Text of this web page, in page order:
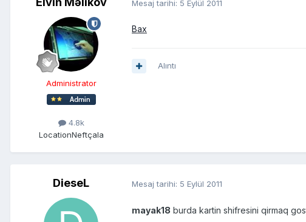
Administrator
4.8k
LocationNeftçala
Mesaj tarihi: 5 Eylül 2011
Bax
Alıntı
DieseL Mesaj tarihi: 5 Eylül 2011
mayak18 burda kartin shifresini qirmaq